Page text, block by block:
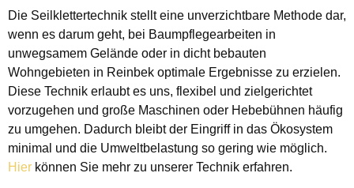
Die Seilklettertechnik stellt eine unverzichtbare Methode dar,
wenn es darum geht, bei Baumpflegearbeiten in
unwegsamem Gelände oder in dicht bebauten
Wohngebieten in Reinbek optimale Ergebnisse zu erzielen.
Diese Technik erlaubt es uns, flexibel und zielgerichtet
vorzugehen und große Maschinen oder Hebebühnen häufig
zu umgehen. Dadurch bleibt der Eingriff in das Ökosystem
minimal und die Umweltbelastung so gering wie möglich.
Hier können Sie mehr zu unserer Technik erfahren.